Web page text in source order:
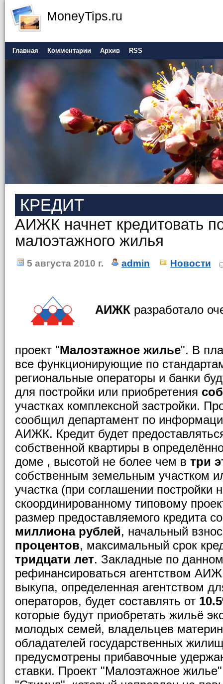
MoneyTips.ru
Главная Комментарии Архив RSS
КРЕДИТ
АИЖК начнет кредитовать
малоэтажного жилья
5 августа 2010 г. admin Новости
АИЖК разработало
проект "Малоэтажное жилье". В
все функционирующие по
региональные операторы и банки
для постройки или приобретения
участках комплексной застройки.
сообщил департамент по
АИЖК. Кредит будет
собственной квартиры в
доме , высотой не более чем в три
собственным земельным участком
участка (при соглашении
скоординированному типовому
размер предоставляемого кредита
миллиона рублей, начальный
процентов, максимальный срок
тридцати лет. Закладные по
рефинансироваться агентством
выкупа, определенная агентством
операторов, будет составлять от
которые будут приобретать жильё
молодых семей, владельцев
обладателей государственных
предусмотрены прибавочные
ставки. Проект "Малоэтажное жилье"